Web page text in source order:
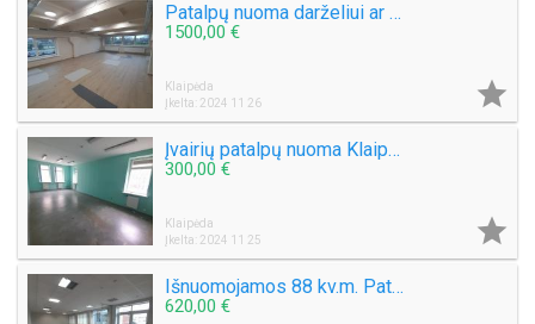
Patalpų nuoma darželiui ar vaikų žaidimų kambariui.
1500,00 €
Klaipėda
Įkelta: 2024 11 26

Įvairių patalpų nuoma Klaipėdoje. Ofiso, sporto salių, grožio, prekybinės, sandėliavimo patalpos
300,00 €
Klaipėda
Įkelta: 2024 11 25

Išnuomojamos 88 kv.m. Patalpos tinkamos prekybai, nedidelei gamybai, ofisui. Šilutės pl.
620,00 €